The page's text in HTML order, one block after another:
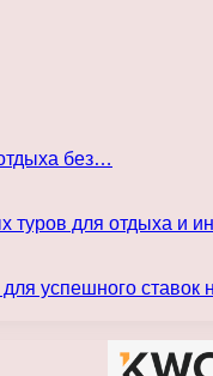
без…
туров для отдыха и
успешного ставок